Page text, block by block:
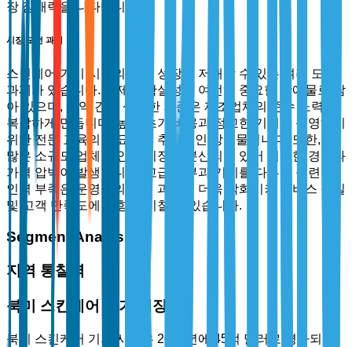
장 잠재력을 나타냅니다.
시장 도전 과제
스킨케어 기기 시장의 미래 성장을 저해할 수 있는 여러 도전
과제가 있습니다. 규제 불확실성은 여전히 중요한 장애물로 남
아 있으며, 지역 간의 상이한 기준은 제조업체의 준수 노력을
복잡하게 만듭니다. 높은 초기 비용과 정교한 기기를 운영하기
위한 전문 교육의 필요성은 추가적인 장애물입니다. 또한, 수
많은 소규모 업체로 인해 시장이 분산되어 있어 치열한 경쟁과
가격 압박이 발생합니다. 고급 피부과 기기를 다루는 숙련된
인력 부족은 운영상의 도전 과제를 더욱 악화시켜 서비스 품질
및 고객 만족도에 영향을 미칠 수 있습니다.
Segment Analysis
지역 통찰력
북미 스킨케어 기기 시장
북미 스킨케어 기기 시장은 2025년에 45억 달러로 평가되었